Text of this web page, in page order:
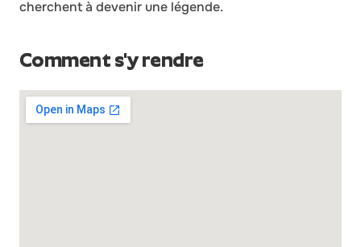
cherchent à devenir une légende.
Comment s'y rendre